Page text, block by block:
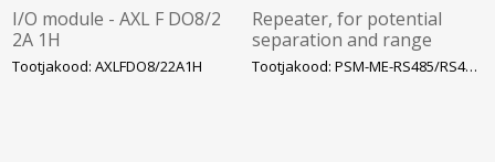
I/O module - AXL F DO8/2
2A 1H
Tootjakood: AXLFDO8/22A1H
Repeater, for potential
separation and range
increase in RS-485 2-wire
bus systems, 3-way,
Tootjakood: PSM-ME-RS485/RS485-P